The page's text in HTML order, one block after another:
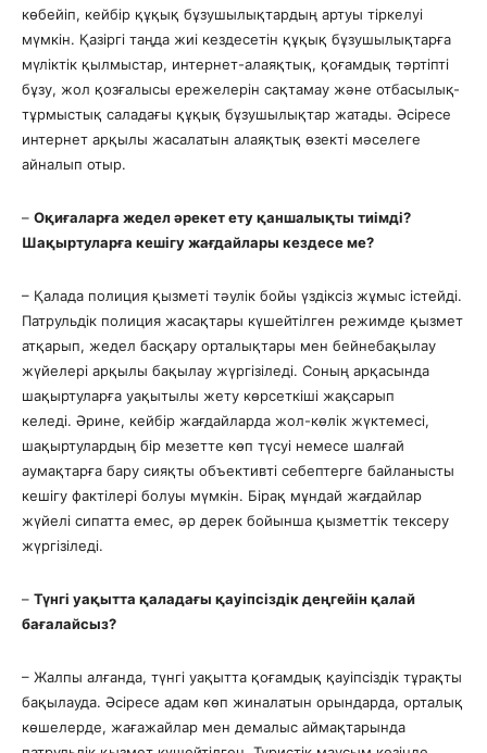
көбейіп, кейбір құқық бұзушылықтардың артуы тіркелуі
мүмкін. Қазіргі таңда жиі кездесетін құқық бұзушылықтарға
мүліктік қылмыстар, интернет-алаяқтық, қоғамдық тәртіпті
бұзу, жол қозғалысы ережелерін сақтамау және отбасылық-
тұрмыстық саладағы құқық бұзушылықтар жатады. Әсіресе
интернет арқылы жасалатын алаяқтық өзекті мәселеге
айналып отыр.
– Оқиғаларға жедел әрекет ету қаншалықты тиімді?
Шақыртуларға кешігу жағдайлары кездесе ме?
– Қалада полиция қызметі тәулік бойы үздіксіз жұмыс істейді.
Патрульдік полиция жасақтары күшейтілген режимде қызмет
атқарып, жедел басқару орталықтары мен бейнебақылау
жүйелері арқылы бақылау жүргізіледі. Соның арқасында
шақыртуларға уақытылы жету көрсеткіші жақсарып
келеді. Әрине, кейбір жағдайларда жол-көлік жүктемесі,
шақыртулардың бір мезетте көп түсуі немесе шалғай
аумақтарға бару сияқты объективті себептерге байланысты
кешігу фактілері болуы мүмкін. Бірақ мұндай жағдайлар
жүйелі сипатта емес, әр дерек бойынша қызметтік тексеру
жүргізіледі.
– Түнгі уақытта қаладағы қауіпсіздік деңгейін қалай
бағалайсыз?
– Жалпы алғанда, түнгі уақытта қоғамдық қауіпсіздік тұрақты
бақылауда. Әсіресе адам көп жиналатын орындарда, орталық
көшелерде, жағажайлар мен демалыс аймақтарында